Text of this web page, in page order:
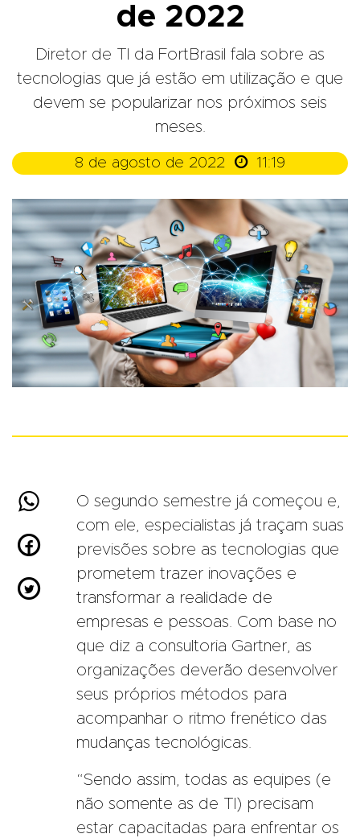
de 2022
Diretor de TI da FortBrasil fala sobre as
tecnologias que já estão em utilização e que
devem se popularizar nos próximos seis
meses.
8 de agosto de 2022  11:19



O segundo semestre já começou e,
com ele, especialistas já traçam suas
previsões sobre as tecnologias que
prometem trazer inovações e
transformar a realidade de
empresas e pessoas. Com base no
que diz a consultoria Gartner, as
organizações deverão desenvolver
seus próprios métodos para
acompanhar o ritmo frenético das
mudanças tecnológicas.
“Sendo assim, todas as equipes (e
não somente as de TI) precisam
estar capacitadas para enfrentar os